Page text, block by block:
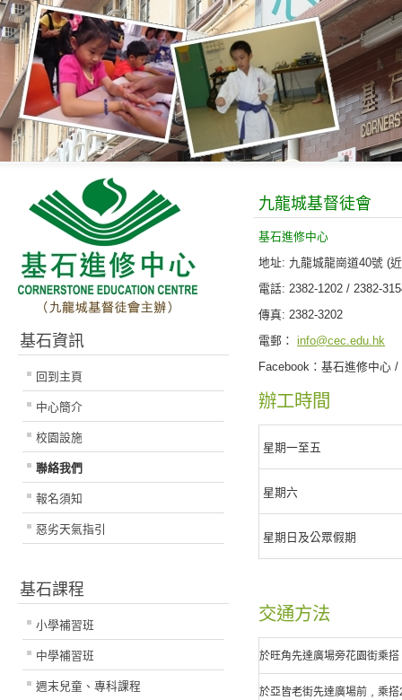
基石資訊
回到主頁
中心簡介
校園設施
聯絡我們
報名須知
惡劣天氣指引
基石課程
小學補習班
中學補習班
週末兒童、專科課程
九龍城基督徒會
基石進修中心
地址: 九龍城龍崗道40號 (
電話: 2382-1202 / 2382-
傳真: 2382-3202
電郵：info@cec.edu.hk
Facebook：基石進修中心
辦工時間
星期一至五
星期六
星期日及公眾假期
交通方法
於旺角先達廣場旁花園街乘搭
於亞皆老街先達廣場前﹐乘搭